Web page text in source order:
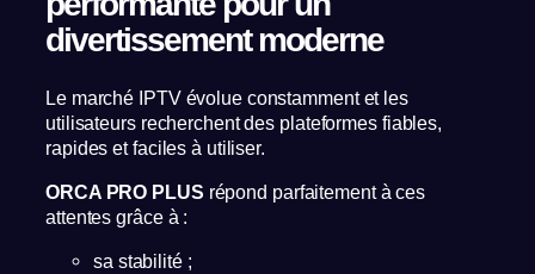
divertissement moderne
Le marché IPTV évolue constamment et les
utilisateurs recherchent des plateformes fiables,
rapides et faciles à utiliser.
ORCA PRO PLUS répond parfaitement à ces
attentes grâce à :
sa stabilité ;